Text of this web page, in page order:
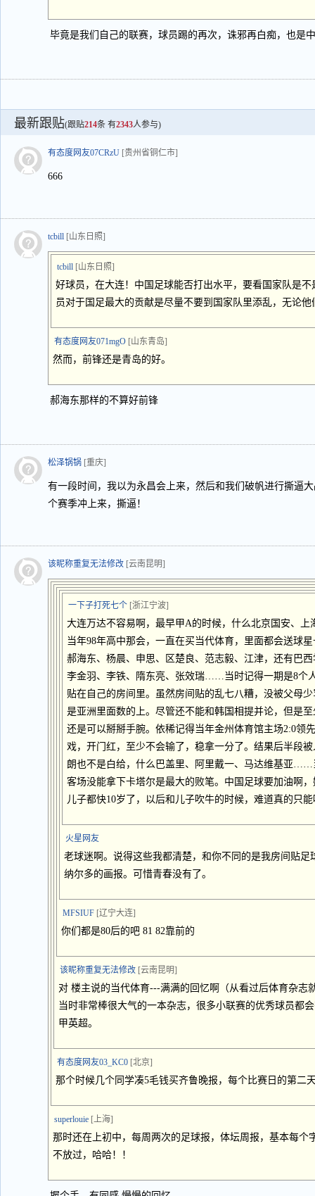
毕竟是我们自己的联赛，球员踢的再次，诛邪再白痴，也是
最新跟贴(跟贴214条 有2343人参与)
有态度网友07CRzU [贵州省铜仁市]
666
tcbill [山东日照]
tcbill [山东日照]
好球员，在大连！中国足球能否打出水平，要看国家队是
员对于国足最大的贡献是尽量不要到国家队里添乱，无论
有态度网友071mgO [山东青岛]
然而，前锋还是青岛的好。
郝海东那样的不算好前锋
松泽锅锅 [重庆]
有一段时间，我以为永昌会上来，然后和我们破帆进行撕逼
个赛季冲上来，撕逼！
该昵称重复无法修改 [云南昆明]
一下子打死七个 [浙江宁波]
大连万达不容易啊，最早甲A的时候，什么北京国安、上
当年98年高中那会，一直在买当代体育，里面都会送球
郝海东、杨晨、申思、区楚良、范志毅、江津，还有巴
李金羽、李铁、隋东亮、张效瑞……当时记得一期是8个
贴在自己的房间里。虽然房间贴的乱七八糟，没被父母
是亚洲里面数的上。尽管还不能和韩国相提并论，但是
还是可以掰掰手腕。依稀记得当年金州体育馆主场2:0领
戏，开门红，至少不会输了，稳拿一分了。结果后半段
朗也不是白给，什么巴盖里、阿里戴一、马达维基亚
客场没能拿下卡塔尔是最大的败笔。中国足球要加油啊
儿子都快10岁了，以后和儿子吹牛的时候，难道真的只
火星网友
老球迷啊。说得这些我都清楚，和你不同的是我房间贴
纳尔多的画报。可惜青春没有了。
MFSIUF [辽宁大连]
你们都是80后的吧 81 82靠前的
该昵称重复无法修改 [云南昆明]
对 楼主说的当代体育---满满的回忆啊（从看过后体育杂志
当时非常棒很大气的一本杂志，很多小联赛的优秀球员都
甲英超。
有态度网友03_KC0 [北京]
那个时候几个同学凑5毛钱买齐鲁晚报，每个比赛日的第二
superlouie [上海]
那时还在上初中，每周两次的足球报，体坛周报，基本每个
不放过，哈哈！！